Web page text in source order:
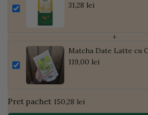
31,28 lei
+
Matcha Date Latte cu
Pudră de Curmale și
119,00 lei
Pret pachet 150,28 lei